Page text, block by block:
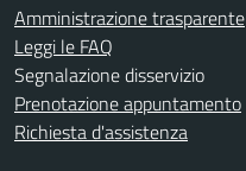
Amministrazione trasparente
Leggi le FAQ
Segnalazione disservizio
Prenotazione appuntamento
Richiesta d'assistenza